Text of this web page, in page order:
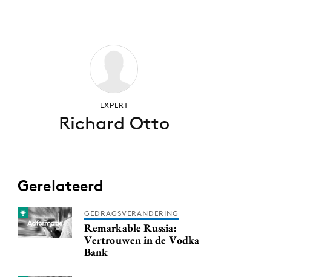
EXPERT
Richard Otto
Gerelateerd
GEDRAGSVERANDERING
Remarkable Russia:
Vertrouwen in de Vodka
Bank